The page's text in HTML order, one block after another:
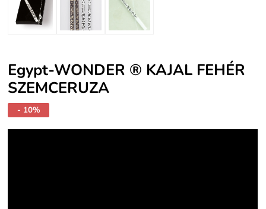
Egypt-WONDER ® KAJAL FEHÉR
SZEMCERUZA
- 10%